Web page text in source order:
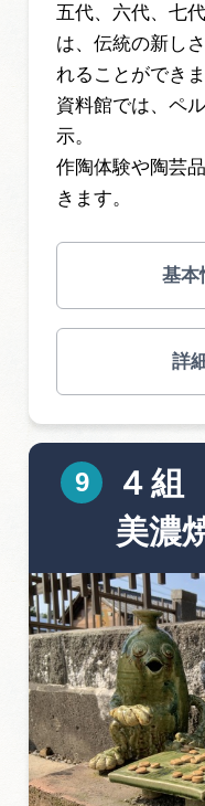
五代、六代、七
は、伝統の新し
れることができま
資料館では、ペ
示。
作陶体験や陶芸
きます。
基本
詳
４組
美濃